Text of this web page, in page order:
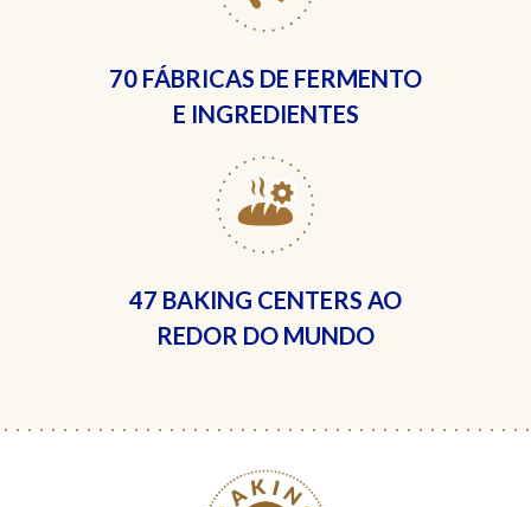
70 FÁBRICAS DE FERMENTO
E INGREDIENTES
47 BAKING CENTERS AO
REDOR DO MUNDO